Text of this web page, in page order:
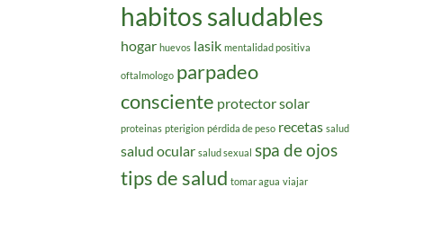
habitos saludables
hogar huevos lasik mentalidad positiva
oftalmologo parpadeo
consciente protector solar
proteinas pterigion pérdida de peso recetas salud
salud ocular salud sexual spa de ojos
tips de salud tomar agua viajar